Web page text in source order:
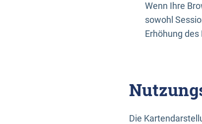
Wenn Ihre
sowohl
Erhöhung
Die